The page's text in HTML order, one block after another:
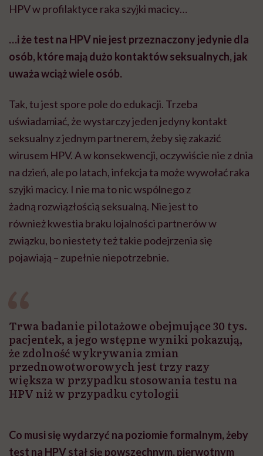
HPV w profilaktyce raka szyjki macicy…
…i że test na HPV nie jest przeznaczony jedynie dla
osób, które mają dużo kontaktów seksualnych, jak
uważa wciąż wiele osób.
Tak, tu jest spore pole do edukacji. Trzeba
uświadamiać, że wystarczy jeden jedyny kontakt
seksualny z jednym partnerem, żeby się zakazić
wirusem HPV. A w konsekwencji, oczywiście nie z dnia
na dzień, ale po latach, infekcja ta może wywołać raka
szyjki macicy. I nie ma to nic wspólnego z
żadną rozwiązłością seksualną. Nie jest to
również kwestia braku lojalności partnerów w
związku, bo niestety też takie podejrzenia się
pojawiają – zupełnie niepotrzebnie.
Trwa badanie pilotażowe obejmujące 30 tys.
pacjentek, a jego wstępne wyniki pokazują,
że zdolność wykrywania zmian
przednowotworowych jest trzy razy
większa w przypadku stosowania testu na
HPV niż w przypadku cytologii
Co musi się wydarzyć na poziomie formalnym, żeby
test na HPV stał się powszechnym, pierwotnym